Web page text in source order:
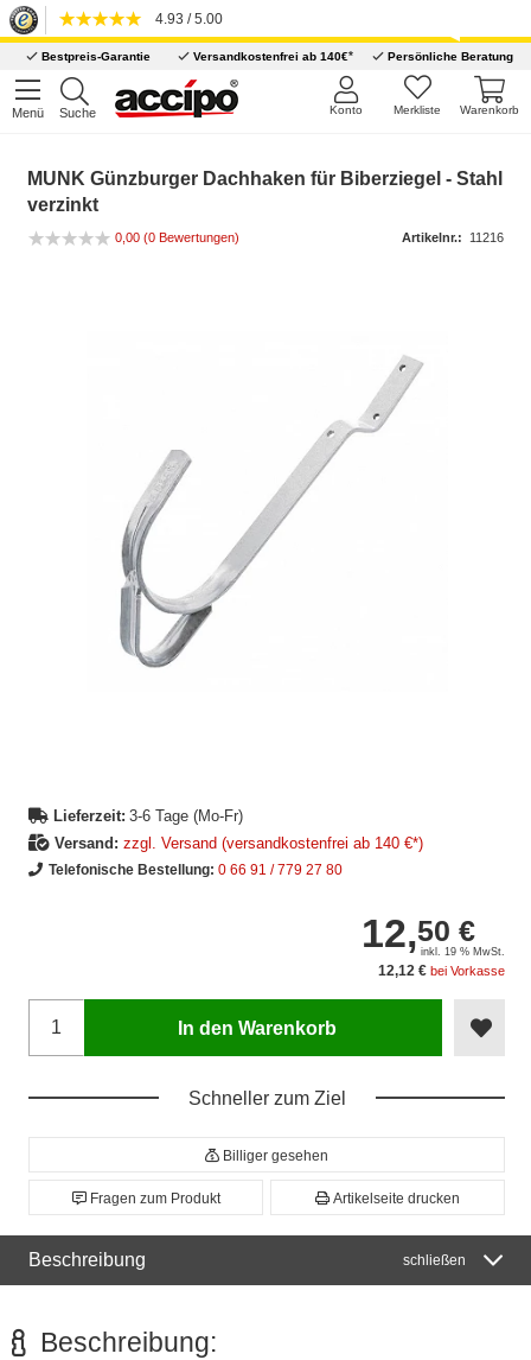
4.93 / 5.00
Bestpreis-Garantie Versandkostenfrei ab 140€* Persönliche Beratung
Menü Suche Warenkorb
Merkliste
Konto
MUNK Günzburger Dachhaken für Biberziegel - Stahl
verzinkt
0,00 (0 Bewertungen) Artikelnr.: 11216
Lieferzeit: 3-6 Tage (Mo-Fr)
Versand: zzgl. Versand (versandkostenfrei ab 140 €*)
Telefonische Bestellung: 0 66 91 / 779 27 80
12,50 €
inkl. 19 % MwSt.
12,12 € bei Vorkasse
In den Warenkorb
Schneller zum Ziel
Billiger gesehen
Fragen zum Produkt Artikelseite drucken
Beschreibung schließen
Beschreibung: